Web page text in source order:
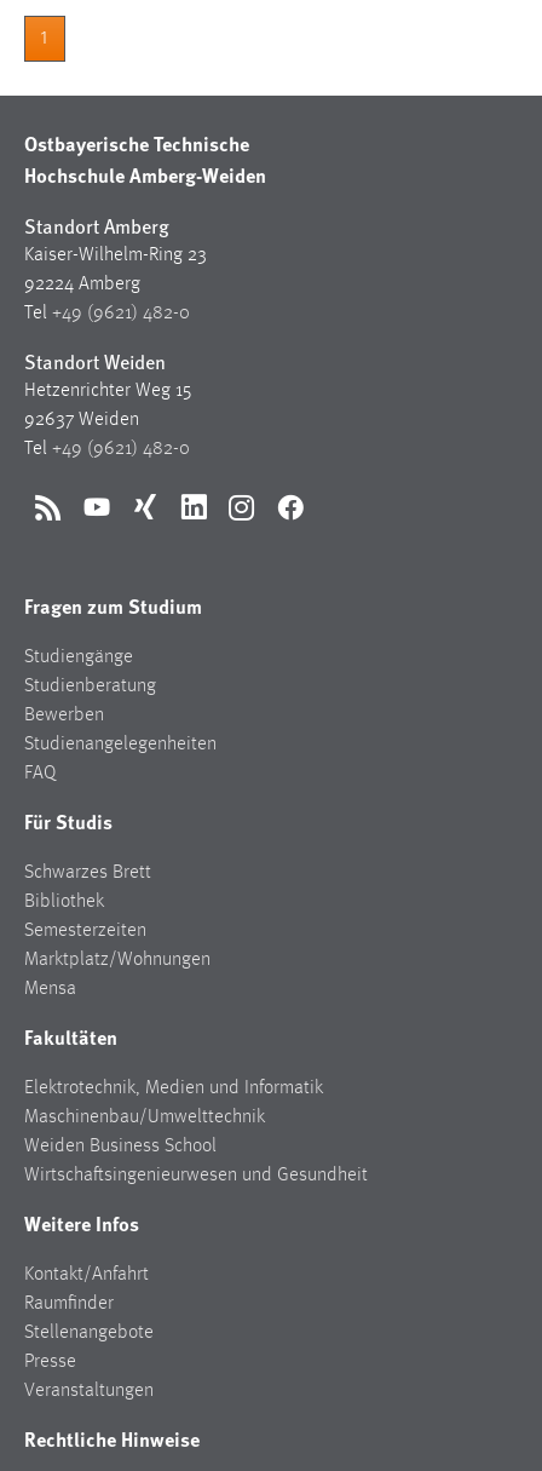
1
Ostbayerische Technische
Hochschule Amberg-Weiden
Standort Amberg
Kaiser-Wilhelm-Ring 23
92224 Amberg
Tel +49 (9621) 482-0
Standort Weiden
Hetzenrichter Weg 15
92637 Weiden
Tel +49 (9621) 482-0
RSS YouTubeXing LinkedInInstagramFacebook
Fragen zum Studium
Studiengänge
Studienberatung
Bewerben
Studienangelegenheiten
FAQ
Für Studis
Schwarzes Brett
Bibliothek
Semesterzeiten
Marktplatz/Wohnungen
Mensa
Fakultäten
Elektrotechnik, Medien und Informatik
Maschinenbau/Umwelttechnik
Weiden Business School
Wirtschaftsingenieurwesen und Gesundheit
Weitere Infos
Kontakt/Anfahrt
Raumfinder
Stellenangebote
Presse
Veranstaltungen
Rechtliche Hinweise
hinweg verfolgen.
Name:
Anbieter:
Zweck:
Conversion-Tracking
Cookie Laufzeit:
Name:
Anbieter:
Facebook
Zweck:
Cookie Laufzeit:
EXTERNE MEDIEN
externen Medien Cookies gesetzt.
YouTube
Vimeo